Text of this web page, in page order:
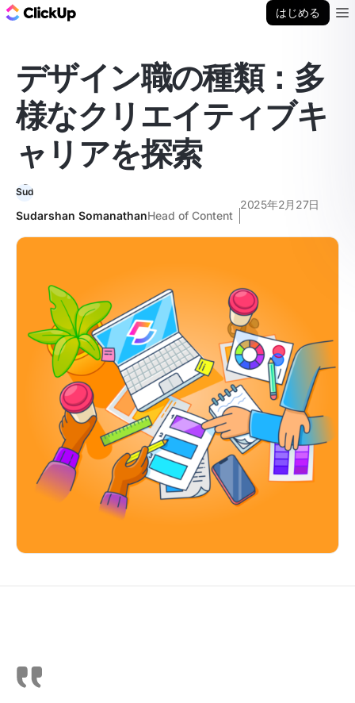
はじめる
デザイン職の種類：多
様なクリエイティブキ
ャリアを探索
Sudarshan SomanathanHead of Content
2025年2月27日